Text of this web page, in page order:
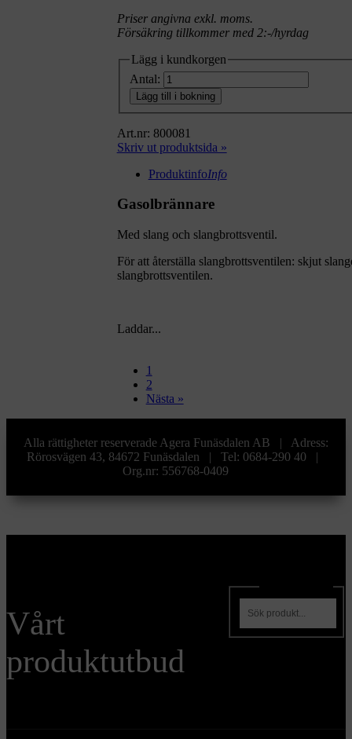
Priser angivna exkl. moms.
Försäkring tillkommer med 2:-/hyrdag
Lägg i kundkorgen
Antal:
Lägg till i bokning
Art.nr: 800081
Skriv ut produktsida »
ProduktinfoInfo
Gasolbrännare
Med slang och slangbrottsventil.
För att återställa slangbrottsventilen: skjut
slangbrottsventilen.
Laddar...
1
2
Nästa »
Alla rättigheter reserverade Agera Funäsdalen AB | Adress:
Rörosvägen 43, 84672 Funäsdalen | Tel: 0684-290 40 |
Org.nr: 556768-0409
Vårt
produktutbud